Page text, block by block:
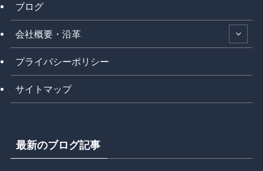
ブログ
会社概要・沿革
プライバシーポリシー
サイトマップ
最新のブログ記事